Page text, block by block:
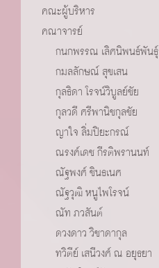
คณะผู้บริหาร
คณาจารย์
กนกพรรณ เลิศนิพนธ์พันธุ์
กมลลักษณ์ สุขเสน
กุลธิดา โรจน์วิบูลย์ชัย
กุลวดี ศรีพานิชกุลชัย
ญาใจ ลิ่มปิยะกรณ์
ณรงค์เดช กีรติพรานนท์
ณัฐพงศ์ ชินธเนศ
ณัฐวุฒิ หนูไพโรจน์
ณัท ภวสันต์
ดวงดาว วิชาดากุล
ทวิตีย์ เสนีวงศ์ ณ อยุธยา